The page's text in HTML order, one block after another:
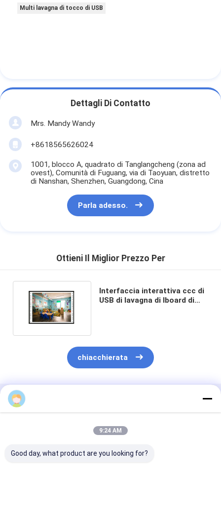
Multi lavagna di tocco di USB
Dettagli Di Contatto
Mrs. Mandy Wandy
+8618565626024
1001, blocco A, quadrato di Tanglangcheng (zona ad
ovest), Comunità di Fuguang, via di Taoyuan, distretto
di Nanshan, Shenzhen, Guangdong, Cina
Parla adesso.
Ottieni Il Miglior Prezzo Per
Interfaccia interattiva ccc di
USB di lavagna di Iboard di
chiacchierata
Prodotti Raccomandati
9:24 AM
Good day, what product are you looking for?